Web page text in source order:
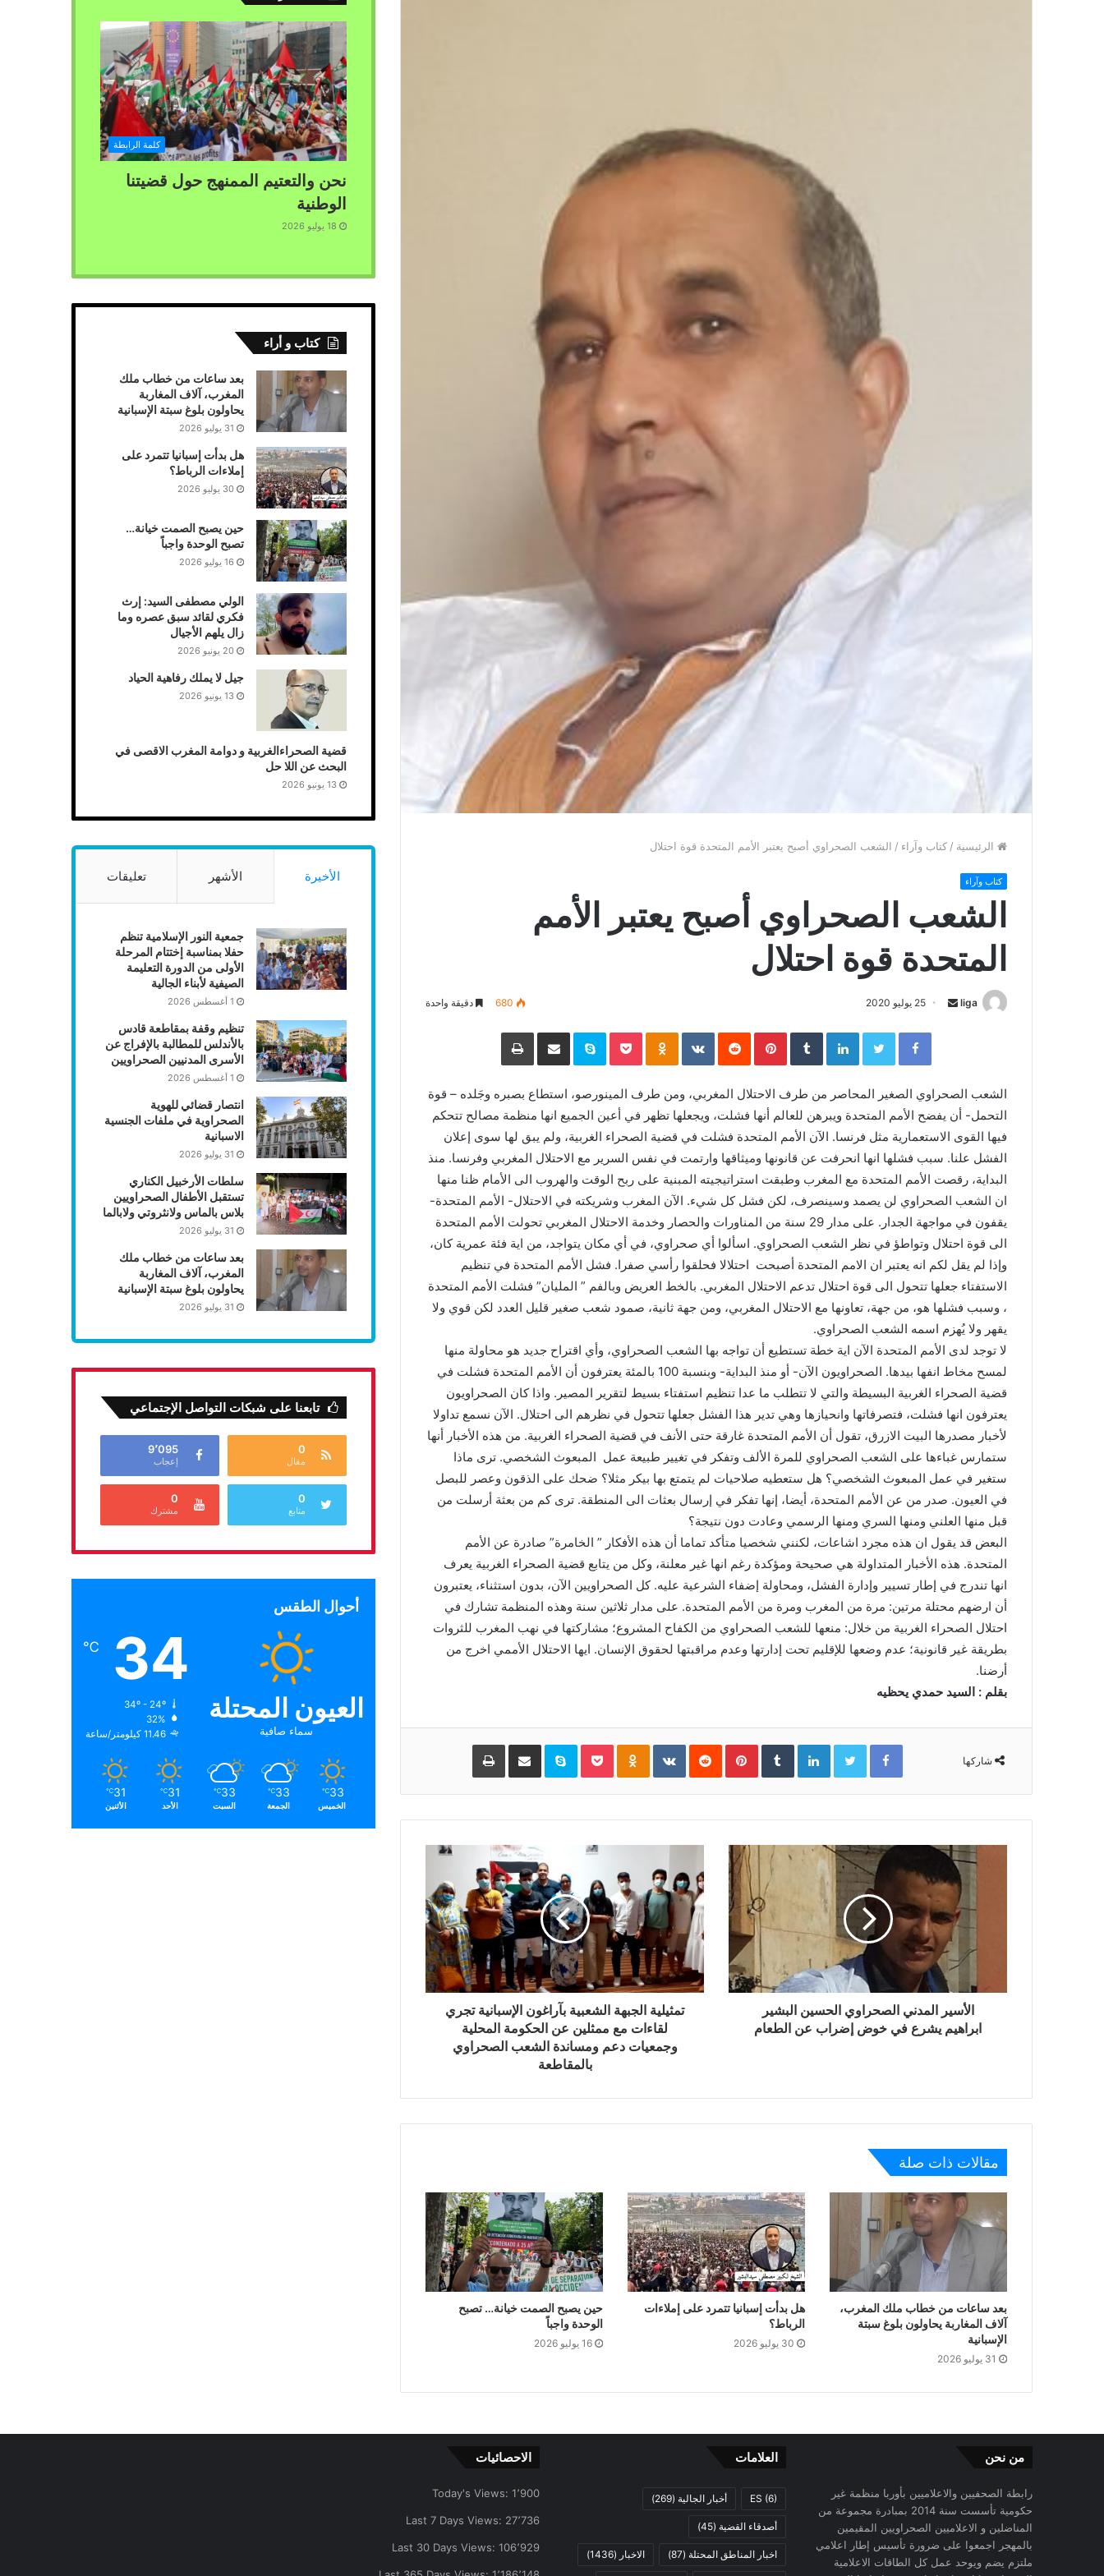
الرئيسية / كتاب وآراء / الشعب الصحراوي أصبح يعتبر الأمم المتحدة قوة احتلال
كتاب وآراء
الشعب الصحراوي أصبح يعتبر الأمم
المتحدة قوة احتلال
liga
n
e
m
a
i
l
25 يوليو 2020 680 دقيقة واحدة
Facebook
Twitter
LinkedIn
‏Tumblr
Pinterest
‏Reddit
‏VKontakte
Pocket
Skype مشاركة عبر البريد
الشعب الصحراوي الصغير المحاصر من طرف الاحتلال المغربي، ومن طرف المينورصو، استطاع بصبره وجَلده – قوة
التحمل- أن يفضح الأمم المتحدة ويبرهن للعالم أنها فشلت، ويجعلها تظهر في أعين الجميع انها منظمة مصالح تتحكم
فيها القوى الاستعمارية مثل فرنسا. الآن الأمم المتحدة فشلت في قضية الصحراء الغربية، ولم يبق لها سوى إعلان
الفشل علنا. سبب فشلها انها انحرفت عن قانونها وميثاقها وارتمت في نفس السرير مع الاحتلال المغربي وفرنسا. منذ
البداية، رقصت الأمم المتحدة مع المغرب وطبقت استراتيجيته المبنية على ربح الوقت والهروب الى الأمام ظنا منها
ان الشعب الصحراوي لن يصمد وسينصرف، لكن فشل كل شيء. الآن المغرب وشريكته في الاحتلال- الأمم المتحدة-
يقفون في مواجهة الجدار. على مدار 29 سنة من المناورات والحصار وخدمة الاحتلال المغربي تحولت الأمم المتحدة
الى قوة احتلال وتواطؤ في نظر الشعب الصحراوي. اسألوا أي صحراوي، في أي مكان يتواجد، من اية فئة عمرية كان،
وإذا لم يقل لكم انه يعتبر ان الامم المتحدة أصبحت احتلالا فحلقوا رأسي صفرا. فشل الأمم المتحدة في تنظيم
الاستفتاء جعلها تتحول الى قوة احتلال تدعم الاحتلال المغربي. بالخط العريض وبالفم ” المليان” فشلت الأمم المتحدة
، وسبب فشلها هو، من جهة، تعاونها مع الاحتلال المغربي، ومن جهة ثانية، صمود شعب صغير قليل العدد لكن قوي ولا
يقهر ولا يُهزم اسمه الشعب الصحراوي.
لا توجد لدى الأمم المتحدة الآن اية خطة تستطيع أن تواجه بها الشعب الصحراوي، وأي اقتراح جديد هو محاولة منها
لمسح مخاط انفها بيدها. الصحراويون الآن- أو منذ البداية- وبنسبة 100 بالمئة يعترفون أن الأمم المتحدة فشلت في
قضية الصحراء الغربية البسيطة والتي لا تتطلب ما عدا تنظيم استفتاء بسيط لتقرير المصير. واذا كان الصحراويون
يعترفون انها فشلت، فتصرفاتها وانحيازها وهي تدير هذا الفشل جعلها تتحول في نظرهم الى احتلال. الآن نسمع تداولا
لأخبار مصدرها البيت الازرق، تقول أن الأمم المتحدة غارقة حتى الأنف في قضية الصحراء الغربية. من هذه الأخبار أنها
ستمارس غباءها على الشعب الصحراوي للمرة الألف وتفكر في تغيير طبيعة عمل المبعوث الشخصي. ترى ماذا
ستغير في عمل المبعوث الشخصي؟ هل ستعطيه صلاحيات لم يتمتع بها بيكر مثلا؟ ضحك على الذقون وعصر للبصل
في العيون. صدر من عن الأمم المتحدة، أيضا، إنها تفكر في إرسال بعثات الى المنطقة. ترى كم من بعثة أرسلت من
قبل منها العلني ومنها السري ومنها الرسمي وعادت دون نتيجة؟
البعض قد يقول ان هذه مجرد اشاعات، لكنني شخصيا متأكد تماما أن هذه الأفكار ” الخامرة” صادرة عن الأمم
المتحدة. هذه الأخبار المتداولة هي صحيحة ومؤكدة رغم انها غير معلنة، وكل من يتابع قضية الصحراء الغربية يعرف
انها تندرج في إطار تسيير وإدارة الفشل، ومحاولة إضفاء الشرعية عليه. كل الصحراويين الآن، بدون استثناء، يعتبرون
أن ارضهم محتلة مرتين: مرة من المغرب ومرة من الأمم المتحدة. على مدار ثلاثين سنة وهذه المنظمة تشارك في
احتلال الصحراء الغربية من خلال: منعها للشعب الصحراوي من الكفاح المشروع؛ مشاركتها في نهب المغرب للثروات
بطريقة غير قانونية؛ عدم وضعها للإقليم تحت إدارتها وعدم مراقبتها لحقوق الإنسان. ايها الاحتلال الأممي اخرج من
أرضنا.
بقلم : السيد حمدي يحظيه
شاركها
Facebook
Twitter
LinkedIn
‏Tumblr
Pinterest
‏Reddit
‏VKontakte
Pocket
Skype مشاركة عبر البريد
الأسير المدني الصحراوي الحسين البشير
ابراهيم يشرع في خوض إضراب عن الطعام
تمثيلية الجبهة الشعبية بآراغون الإسبانية تجري
لقاءات مع ممثلين عن الحكومة المحلية
وجمعيات دعم ومساندة الشعب الصحراوي
بالمقاطعة
مقالات ذات صلة
بعد ساعات من خطاب ملك المغرب،
آلاف المغاربة يحاولون بلوغ سبتة
الإسبانية
31 يوليو 2026
هل بدأت إسبانيا تتمرد على إملاءات
الرباط؟
30 يوليو 2026
حين يصبح الصمت خيانة… تصبح
الوحدة واجباً
16 يوليو 2026
كلمة الرابطة
نحن والتعتيم الممنهج حول قضيتنا
الوطنية
18 يوليو 2026
كتاب و أراء
بعد ساعات من خطاب ملك
المغرب، آلاف المغاربة
يحاولون بلوغ سبتة الإسبانية
31 يوليو 2026
هل بدأت إسبانيا تتمرد على
إملاءات الرباط؟
30 يوليو 2026
حين يصبح الصمت خيانة…
تصبح الوحدة واجباً
16 يوليو 2026
الولي مصطفى السيد: إرث
فكري لقائد سبق عصره وما
زال يلهم الأجيال
20 يونيو 2026
جيل لا يملك رفاهية الحياد
13 يونيو 2026
قضية الصحراءالغربية و دوامة المغرب الاقصى في
البحث عن اللا حل
13 يونيو 2026
الأخيرة الأشهر تعليقات
جمعية النور الإسلامية تنظم
حفلا بمناسبة إختتام المرحلة
الأولى من الدورة التعليمة
الصيفية لأبناء الجالية
1 أغسطس 2026
تنظيم وقفة بمقاطعة قادس
بالأندلس للمطالبة بالإفراج عن
الأسرى المدنيين الصحراويين
1 أغسطس 2026
انتصار قضائي للهوية
الصحراوية في ملفات الجنسية
الاسبانية
31 يوليو 2026
سلطات الأرخبيل الكناري
تستقبل الأطفال الصحراويين
بلاس بالماس ولانثروتي ولابالما
31 يوليو 2026
بعد ساعات من خطاب ملك
المغرب، آلاف المغاربة
يحاولون بلوغ سبتة الإسبانية
31 يوليو 2026
تابعنا على شبكات التواصل الإجتماعي
0
مقال
9٬095
إعجاب
0
متابع
0
مشترك
أحوال الطقس
العيون المحتلة
سماء صافية
34
℃
34º - 24º
32%
11.46 كيلومتر/ساعة
33
℃
الخميس
33
℃
الجمعة
33
℃
السبت
31
℃
الأحد
31
℃
الأثنين
من نحن
رابطة الصحفيين والاعلاميين بأوربا منظمة غير
حكومية تأسست سنة 2014 بمبادرة مجموعة من
المناضلين و الاعلاميين الصحراويين المقيمين
بالمهجر اجمعوا على ضرورة تأسيس إطار اعلامي
ملتزم يضم ويوحد عمل كل الطاقات الاعلامية
العلامات
ES (6) أخبار الجالية (269)
أصدقاء القضية (45)
اخبار المناطق المحتلة (87) الاخبار (1436)
الاحصائيات
Today's Views: 1٬900
Last 7 Days Views: 27٬736
Last 30 Days Views: 106٬929